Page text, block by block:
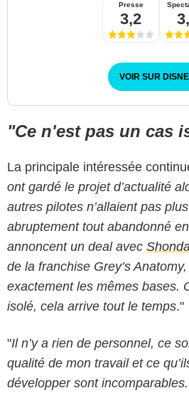
Presse
3,2
VOIR SUR
"Ce n'est pas un cas
La principale intéressée
ont gardé le projet d’actualité
autres pilotes n’allaient pas
abruptement tout abandonné
annoncent un deal avec
de la franchise Grey’s
exactement les mêmes bases.
isolé, cela arrive tout le temps."
"Il n’y a rien de personnel, ce
qualité de mon travail et ce
développer sont